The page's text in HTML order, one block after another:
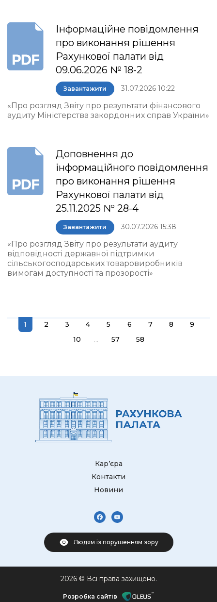
Інформаційне повідомлення
про виконання рішення
Рахункової палати від
09.06.2026 № 18-2
Завантажити 31.07.2026 10:22
«Про розгляд Звіту про результати фінансового
аудиту Міністерства закордонних справ України»
Доповнення до
інформаційного повідомлення
про виконання рішення
Рахункової палати від
25.11.2025 № 28-4
Завантажити 30.07.2026 15:38
«Про розгляд Звіту про результати аудиту
відповідності державної підтримки
сільськогосподарських товаровиробників
вимогам доступності та прозорості»
1 2 3 4 5 6 7 8
9
10
... 57 58
Кар’єра
Контакти
Новини
Людям із порушенням зору
2026 © Всі права захищено.
Розробка сайтів